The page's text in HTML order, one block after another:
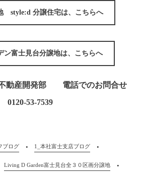
style:d 分譲住宅は、こちらへ
ン富士見台分譲地は、こちらへ
動産開発部 電話でのお問合せ
0120-53-7539
ブログ 1_本社富士支店ブログ
Living D Garden富士見台全３０区画分譲地